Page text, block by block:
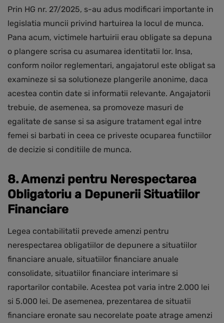
Prin HG nr. 27/2025, s-au adus modificari importante in
legislatia muncii privind hartuirea la locul de munca.
Pana acum, victimele hartuirii erau obligate sa depuna
o plangere scrisa cu asumarea identitatii lor. Insa,
conform noilor reglementari, angajatorul este obligat sa
examineze si sa solutioneze plangerile anonime, daca
acestea contin date si informatii relevante. Angajatorii
trebuie, de asemenea, sa promoveze masuri de
egalitate de sanse si sa asigure tratament egal intre
femei si barbati in ceea ce priveste ocuparea functiilor
de decizie si conditiile de munca.
8. Amenzi pentru Nerespectarea
Obligatoriu a Depunerii Situatiilor
Financiare
Legea contabilitatii prevede amenzi pentru
nerespectarea obligatiilor de depunere a situatiilor
financiare anuale, situatiilor financiare anuale
consolidate, situatiilor financiare interimare si
raportarilor contabile. Acestea pot varia intre 2.000 lei
si 5.000 lei. De asemenea, prezentarea de situatii
financiare eronate sau necorelate poate atrage amenzi